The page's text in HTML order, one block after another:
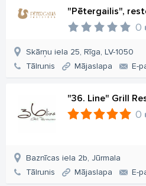
"Pētergailis",
0
Skārņu iela 25, Rīga, LV-1050
Tālrunis
Mājaslapa E-
"36. Line" Grill
0
Baznīcas iela 2b, Jūrmala
Tālrunis
Mājaslapa E-